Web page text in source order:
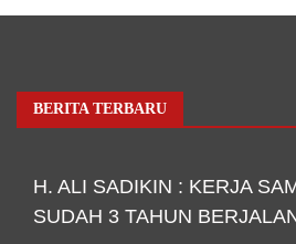
BERITA TERBARU
H. ALI SADIKIN : KERJA
SUDAH 3 TAHUN